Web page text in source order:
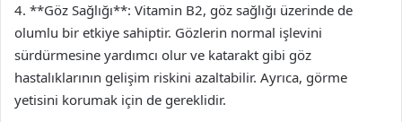
4. **Göz Sağlığı**: Vitamin B2, göz sağlığı üzerinde de
olumlu bir etkiye sahiptir. Gözlerin normal işlevini
sürdürmesine yardımcı olur ve katarakt gibi göz
hastalıklarının gelişim riskini azaltabilir. Ayrıca, görme
yetisini korumak için de gereklidir.